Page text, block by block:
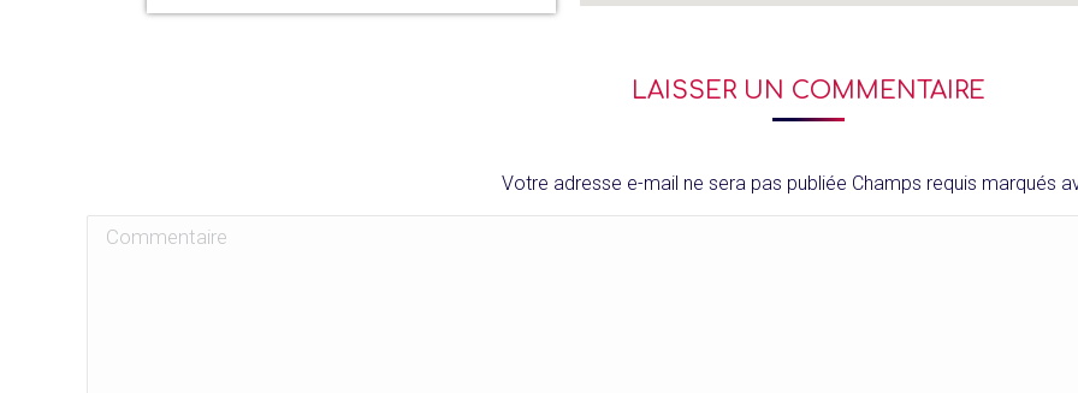
LAISSER UN COMMENTAIRE
Votre adresse e-mail ne sera pas publiée Champs requis marqués
Commentaire